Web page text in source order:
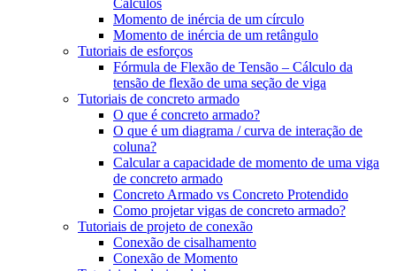
Cálculos
Momento de inércia de um círculo
Momento de inércia de um retângulo
Tutoriais de esforços
Fórmula de Flexão de Tensão – Cálculo da
tensão de flexão de uma seção de viga
Tutoriais de concreto armado
O que é concreto armado?
O que é um diagrama / curva de interação de
coluna?
Calcular a capacidade de momento de uma viga
de concreto armado
Concreto Armado vs Concreto Protendido
Como projetar vigas de concreto armado?
Tutoriais de projeto de conexão
Conexão de cisalhamento
Conexão de Momento